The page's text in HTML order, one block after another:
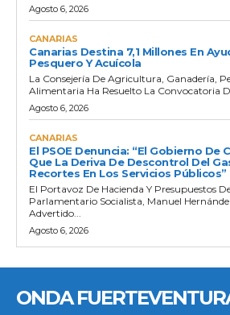
Agosto 6, 2026
CANARIAS
Canarias Destina 7,1 Millones En
Pesquero Y Acuícola
La Consejería De Agricultura, Ganadería,
Alimentaria Ha Resuelto La Convocatoria
Agosto 6, 2026
CANARIAS
El PSOE Denuncia: “El Gobierno De
Que La Deriva De Descontrol Del
Recortes En Los Servicios Públicos”
El Portavoz De Hacienda Y Presupuestos
Parlamentario Socialista, Manuel
Advertido...
Agosto 6, 2026
ONDA